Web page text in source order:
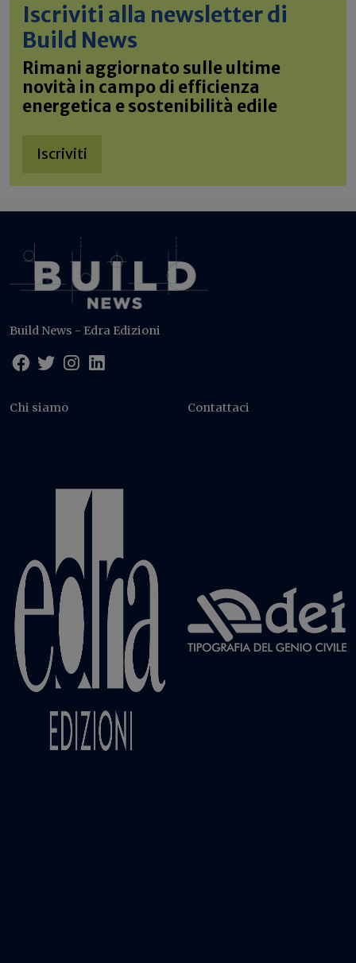
Iscriviti alla newsletter di
Build News
Rimani aggiornato sulle ultime
novità in campo di efficienza
energetica e sostenibilità edile
Iscriviti
Build News - Edra Edizioni
Chi siamo Contattaci